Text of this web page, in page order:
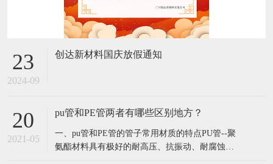
23
2024-09
创达新材料国庆放假通知
20
2021-05
pu管和PE管两者有哪些区别地方？
​一、pu管和PE管的管子常用材质的特点​PU管--聚
氨酯材料具有极好的耐高压、抗振动、耐腐蚀、